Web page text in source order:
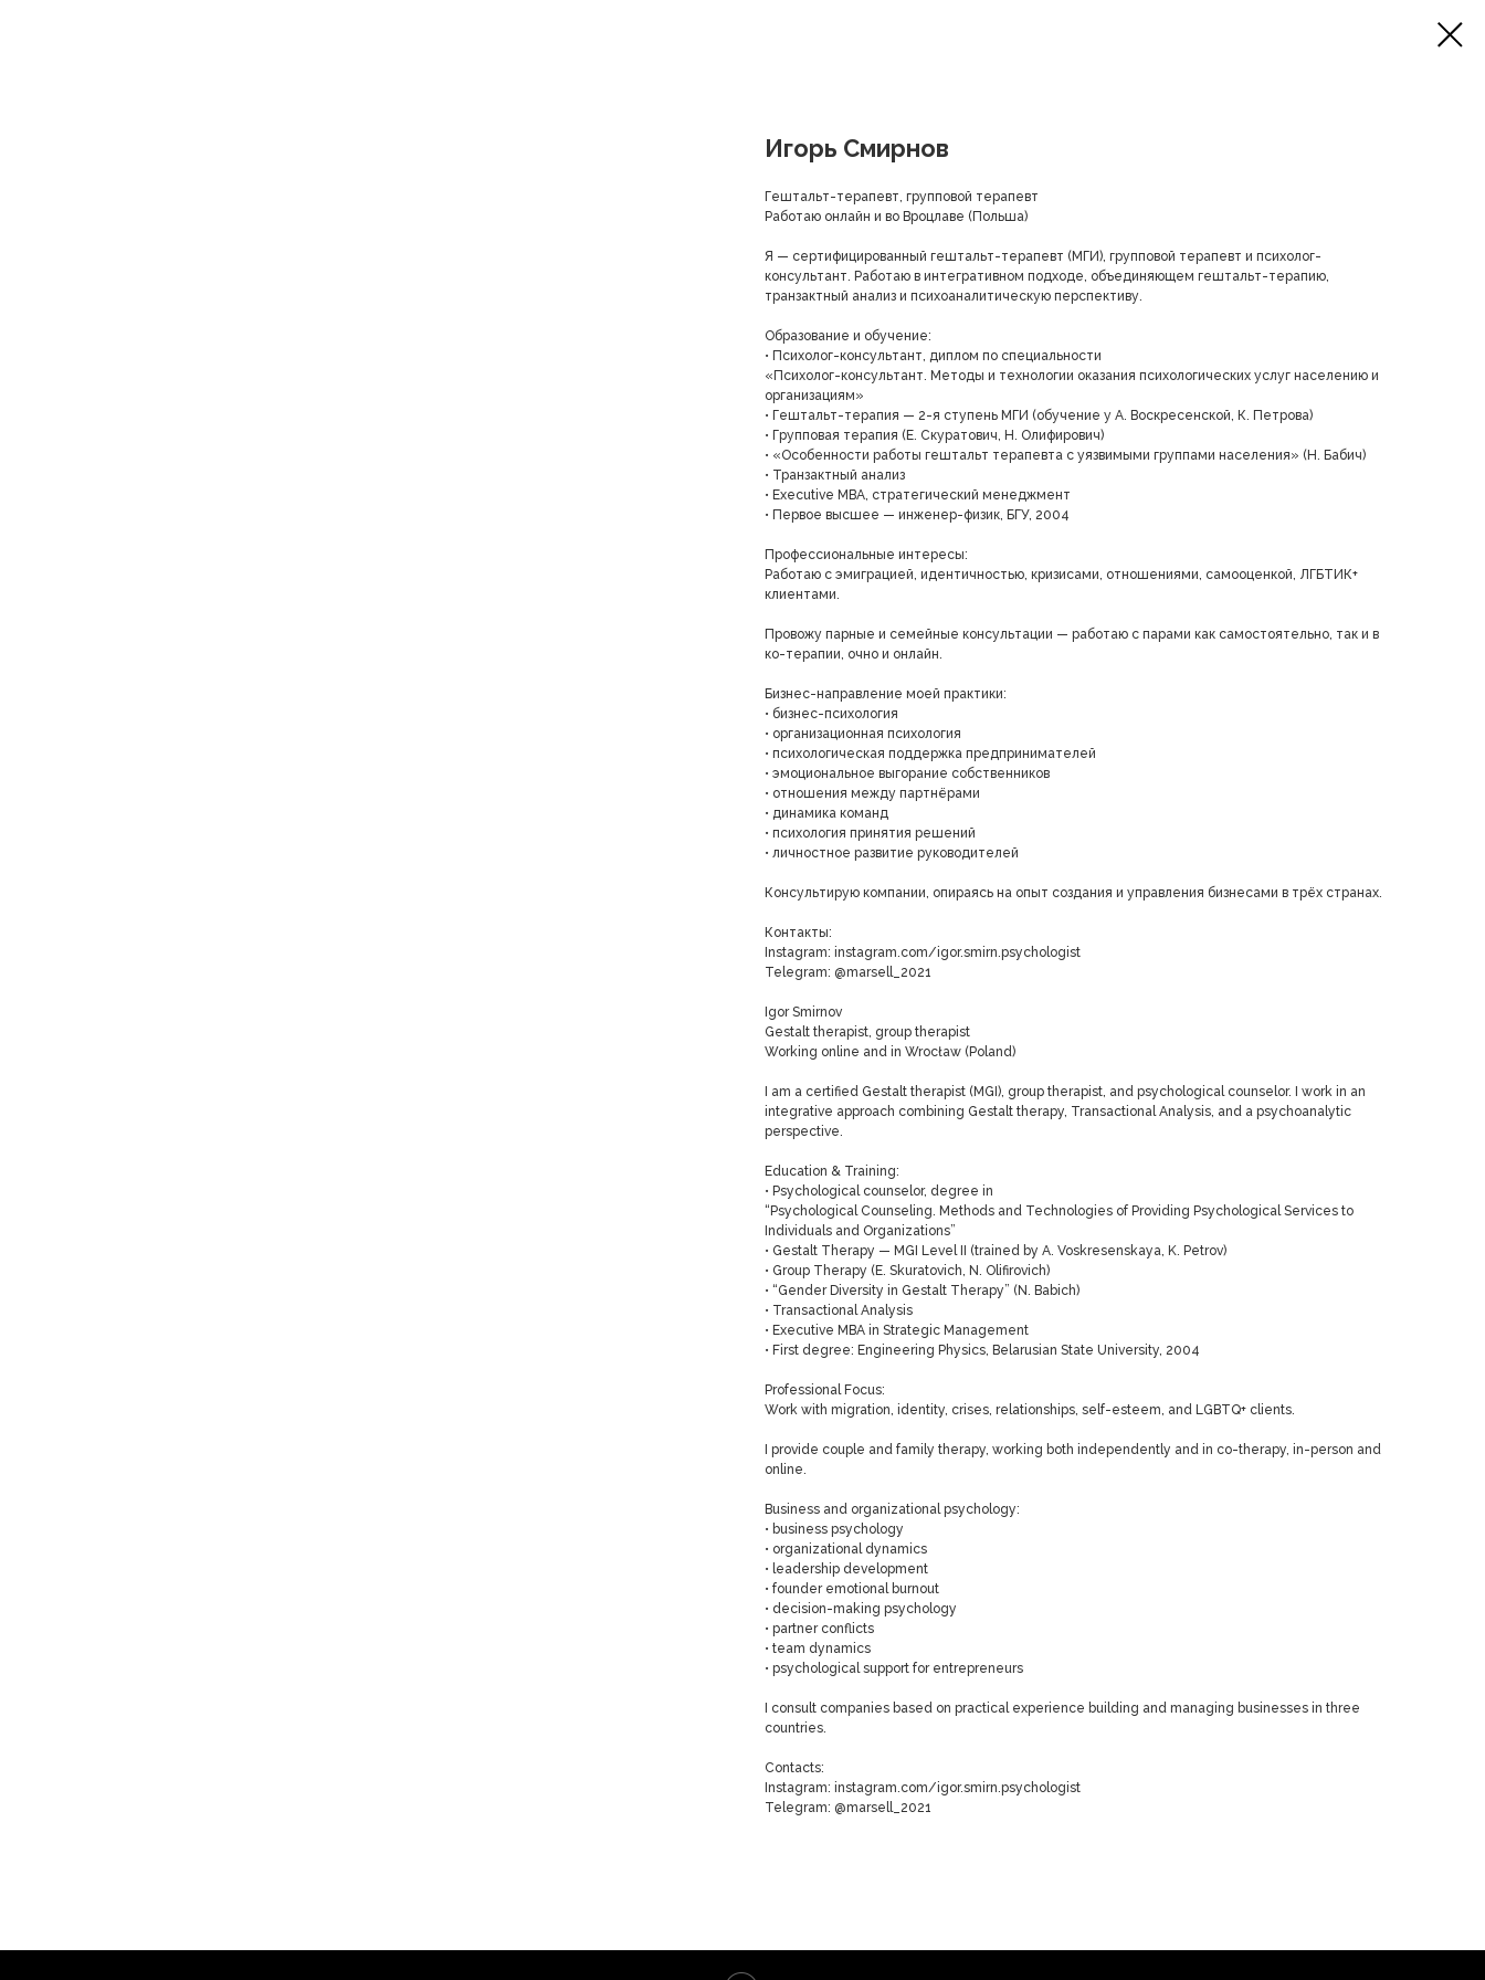
Игорь Смирнов
Гештальт-терапевт, групповой терапевт
Работаю онлайн и во Вроцлаве (Польша)
Я — сертифицированный гештальт-терапевт (МГИ), групповой терапевт и психолог-
консультант. Работаю в интегративном подходе, объединяющем гештальт-терапию,
транзактный анализ и психоаналитическую перспективу.
Образование и обучение:
• Психолог-консультант, диплом по специальности
«Психолог-консультант. Методы и технологии оказания психологических услуг населению и
организациям»
• Гештальт-терапия — 2-я ступень МГИ (обучение у А. Воскресенской, К. Петрова)
• Групповая терапия (Е. Скуратович, Н. Олифирович)
• «Особенности работы гештальт терапевта с уязвимыми группами населения» (Н. Бабич)
• Транзактный анализ
• Executive MBA, стратегический менеджмент
• Первое высшее — инженер-физик, БГУ, 2004
Профессиональные интересы:
Работаю с эмиграцией, идентичностью, кризисами, отношениями, самооценкой, ЛГБТИК+
клиентами.
Провожу парные и семейные консультации — работаю с парами как самостоятельно, так и в
ко-терапии, очно и онлайн.
Бизнес-направление моей практики:
• бизнес-психология
• организационная психология
• психологическая поддержка предпринимателей
• эмоциональное выгорание собственников
• отношения между партнёрами
• динамика команд
• психология принятия решений
• личностное развитие руководителей
Консультирую компании, опираясь на опыт создания и управления бизнесами в трёх странах.
Контакты:
Instagram: instagram.com/igor.smirn.psychologist
Telegram: @marsell_2021
Igor Smirnov
Gestalt therapist, group therapist
Working online and in Wrocław (Poland)
I am a certified Gestalt therapist (MGI), group therapist, and psychological counselor. I work in an
integrative approach combining Gestalt therapy, Transactional Analysis, and a psychoanalytic
perspective.
Education & Training:
• Psychological counselor, degree in
“Psychological Counseling. Methods and Technologies of Providing Psychological Services to
Individuals and Organizations”
• Gestalt Therapy — MGI Level II (trained by A. Voskresenskaya, K. Petrov)
• Group Therapy (E. Skuratovich, N. Olifirovich)
• “Gender Diversity in Gestalt Therapy” (N. Babich)
• Transactional Analysis
• Executive MBA in Strategic Management
• First degree: Engineering Physics, Belarusian State University, 2004
Professional Focus:
Work with migration, identity, crises, relationships, self-esteem, and LGBTQ+ clients.
I provide couple and family therapy, working both independently and in co-therapy, in-person and
online.
Business and organizational psychology:
• business psychology
• organizational dynamics
• leadership development
• founder emotional burnout
• decision-making psychology
• partner conflicts
• team dynamics
• psychological support for entrepreneurs
I consult companies based on practical experience building and managing businesses in three
countries.
Contacts:
Instagram: instagram.com/igor.smirn.psychologist
Telegram: @marsell_2021